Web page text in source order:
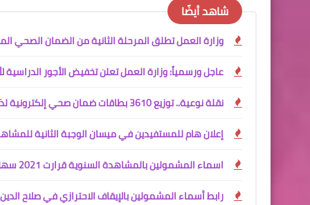
شاهد أيضًا
وزارة العمل تطلق المرحلة الثانية من الضمان الصحي
عاجل ورسمياً: وزارة العمل تعلن تخفيض الأجور الدراسية
نقلة نوعية.. توزيع 3610 بطاقات ضمان صحي إلكترونية لذوي الإعاقة في بغداد
إعلان هام للمستفيدين في ميسان الوجبة الثانية للمشاهدات
اسماء المشمولين بالمشاهدة السنوية قرارت 2021 سهل نينوى
رابط أسماء المشمولين بالإيقاف الاحترازي في صلاح الدين 2026 (595